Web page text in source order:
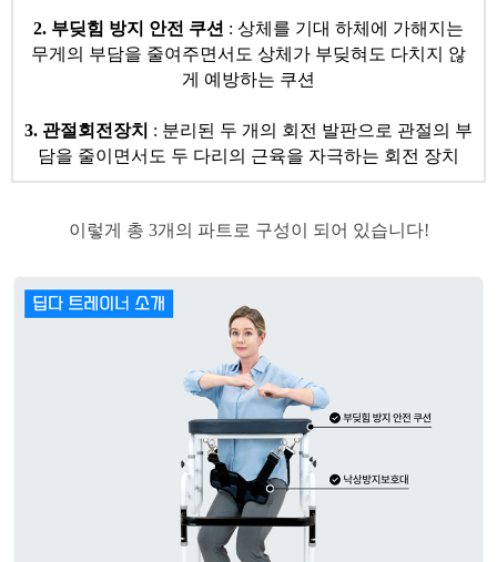
2. 부딪힘 방지 안전 쿠션 : 상체를 기대 하체에 가해지는
무게의 부담을 줄여주면서도 상체가 부딪혀도 다치지 않
게 예방하는 쿠션
3. 관절회전장치 : 분리된 두 개의 회전 발판으로 관절의 부
담을 줄이면서도 두 다리의 근육을 자극하는 회전 장치
​이렇게 총 3개의 파트로 구성이 되어 있습니다!